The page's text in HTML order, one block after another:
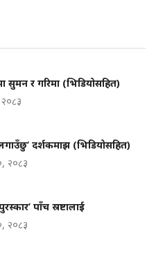
सुमन र गरिमा (भिडियोसहित)
दर्शकमाझ (भिडियोसहित)
२०८३
पाँच स्रष्टालाई
२०८३